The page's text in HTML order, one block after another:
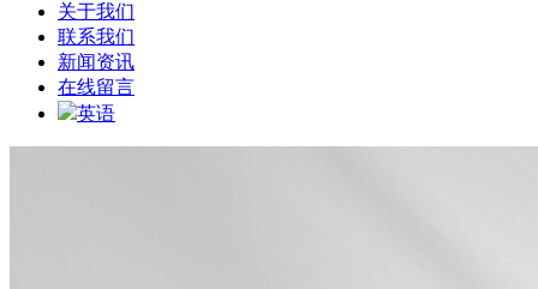
关于我们
联系我们
新闻资讯
在线留言
英语